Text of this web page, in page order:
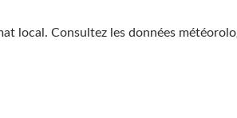
local. Consultez les données